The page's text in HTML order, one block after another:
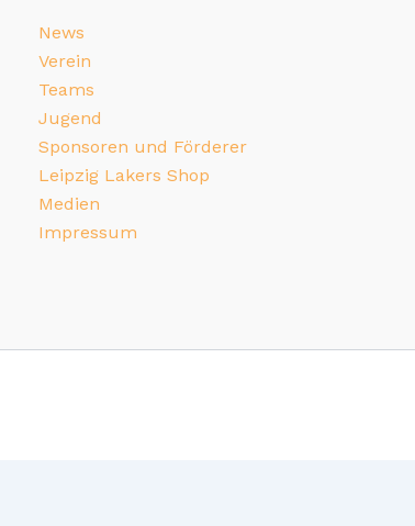
News
Verein
Teams
Jugend
Sponsoren und Förderer
Leipzig Lakers Shop
Medien
Impressum